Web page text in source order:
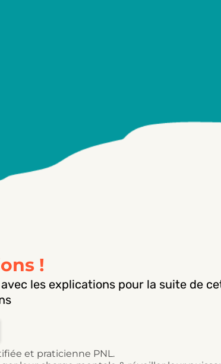
!
les explications pour la suite de
et praticienne PNL.